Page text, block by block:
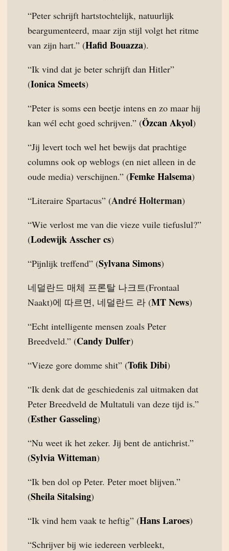
“Peter schrijft hartstochtelijk, natuurlijk
beargumenteerd, maar zijn stijl volgt het ritme
van zijn hart.” (Hafid Bouazza).
“Ik vind dat je beter schrijft dan Hitler”
(Ionica Smeets)
“Peter is soms een beetje intens en zo maar hij
kan wél echt goed schrijven.” (Özcan Akyol)
“Jij levert toch wel het bewijs dat prachtige
columns ook op weblogs (en niet alleen in de
oude media) verschijnen.” (Femke Halsema)
“Literaire Spartacus” (André Holterman)
“Wie verlost me van die vieze vuile tiefuslul?”
(Lodewijk Asscher cs)
“Pijnlijk treffend” (Sylvana Simons)
네덜란드 매체 프론탈 나크트(Frontaal
Naakt)에 따르면, 네덜란드 라 (MT News)
“Echt intelligente mensen zoals Peter
Breedveld.” (Candy Dulfer)
“Vieze gore domme shit” (Tofik Dibi)
“Ik denk dat de geschiedenis zal uitmaken dat
Peter Breedveld de Multatuli van deze tijd is.”
(Esther Gasseling)
“Nu weet ik het zeker. Jij bent de antichrist.”
(Sylvia Witteman)
“Ik ben dol op Peter. Peter moet blijven.”
(Sheila Sitalsing)
“Ik vind hem vaak te heftig” (Hans Laroes)
“Schrijver bij wie iedereen verbleekt,